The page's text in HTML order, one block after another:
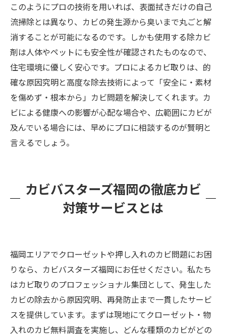
このようにプロの技術を用いれば、表面拭きだけの自己
流掃除とは異なり、カビの発生源から臭いまで丸ごと解
消することが可能になるのです。しかも使用する除カビ
剤は人体やペットにも安全性が確認されたものなので、
住宅環境に優しく安心です。プロによるカビ取りは、的
確な原因究明と高度な除去技術によって「安全に・素材
を傷めず・根本から」カビ問題を解決してくれます。カ
ビによる健康への影響が心配な場合や、広範囲にカビが
及んでいる場合には、早めにプロに相談するのが賢明と
言えるでしょう。
カビバスターズ福岡の徹底カビ
対策サービスとは
福岡エリアでクローゼットや押し入れのカビ問題にお困
りなら、カビバスターズ福岡にお任せください。私たち
はカビ取りのプロフェッショナル集団として、発生した
カビの除去から原因究明、再発防止まで一貫したサービ
スを提供しています。まずは現地にてクローゼット・物
入れのカビ無料調査を実施し、どんな種類のカビがどの